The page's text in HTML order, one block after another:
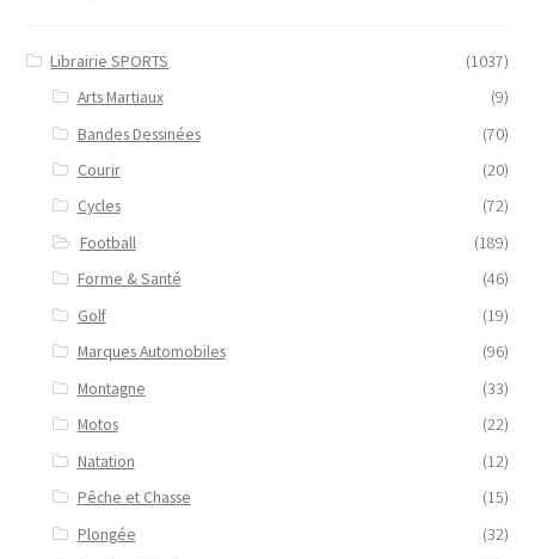
Librairie SPORTS
(1037)
Arts Martiaux
(9)
Bandes Dessinées
(70)
Courir
(20)
Cycles
(72)
Football
(189)
Forme & Santé
(46)
Golf
(19)
Marques Automobiles
(96)
Montagne
(33)
Motos
(22)
Natation
(12)
Pêche et Chasse
(15)
Plongée
(32)